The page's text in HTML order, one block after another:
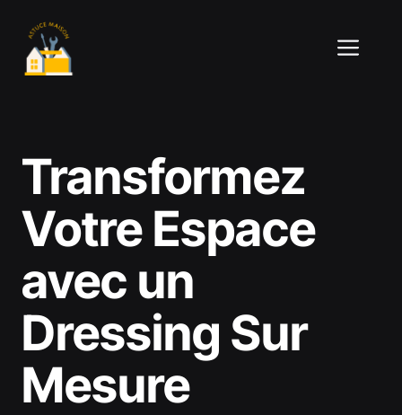
contenu
Transformez
Votre Espace
avec un
Dressing Sur
Mesure